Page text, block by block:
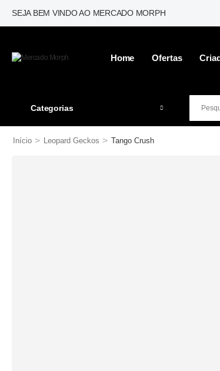
SEJA BEM VINDO AO MERCADO MORPH
Home Ofertas
Categorias
Início > Leopard Geckos > Tango Crush